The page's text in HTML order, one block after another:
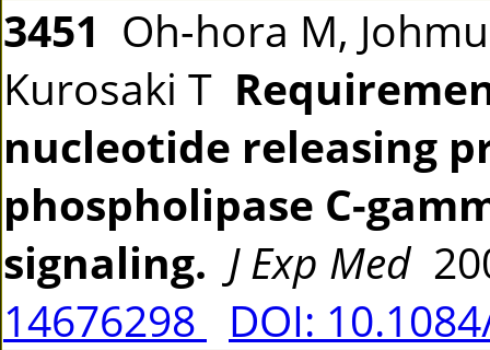
3451 Oh-hora M,
Kurosaki T
nucleotide releasing
phospholipase C-
signaling. J Exp Med
14676298
DOI: